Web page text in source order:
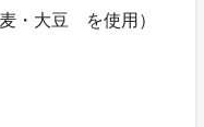
・大豆 を使用）